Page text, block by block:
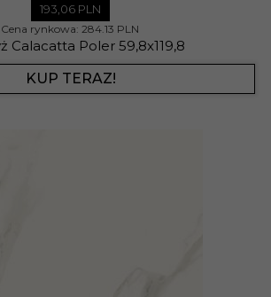
193, 06 PLN
Cena rynkowa: 284.13 PLN
Calacatta Poler 59,8x119,8
KUP TERAZ!